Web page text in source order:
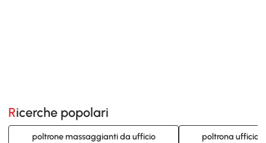
Ricerche popolari
poltrone massaggianti da ufficio poltrona ufficio